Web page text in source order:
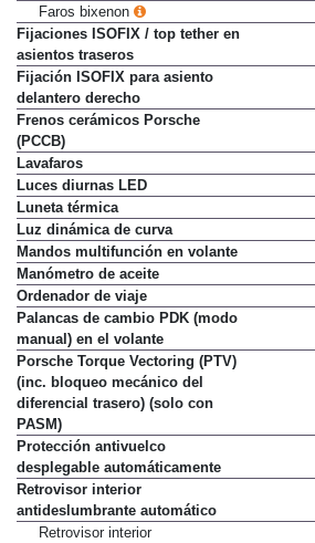
Faros bixenon
Fijaciones ISOFIX / top tether en
asientos traseros
Fijación ISOFIX para asiento
delantero derecho
Frenos cerámicos Porsche
(PCCB)
Lavafaros
Luces diurnas LED
Luneta térmica
Luz dinámica de curva
Mandos multifunción en volante
Manómetro de aceite
Ordenador de viaje
Palancas de cambio PDK (modo
manual) en el volante
Porsche Torque Vectoring (PTV)
(inc. bloqueo mecánico del
diferencial trasero) (solo con
PASM)
Protección antivuelco
desplegable automáticamente
Retrovisor interior
antideslumbrante automático
Retrovisor interior